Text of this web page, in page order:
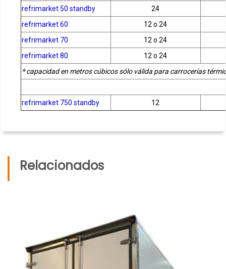
refrimarket 50 standby
24
refrimarket 60
12 o 24
refrimarket 70
12 o 24
refrimarket 80
12 o 24
* capacidad en metros cúbicos sólo válida para carrocerías
refrimarket 750 standby 12
Relacionados